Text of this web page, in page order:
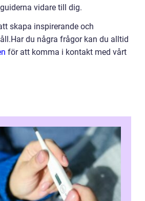
vidare till dig.
skapa inspirerande och
du några frågor kan du alltid
för att komma i kontakt med vårt